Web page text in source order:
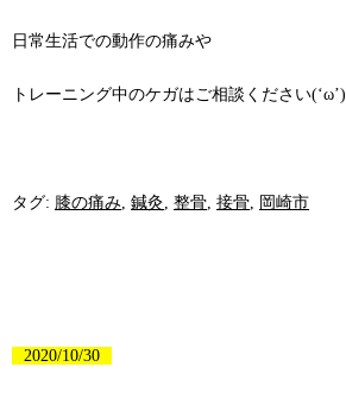
日常生活での動作の痛みや
トレーニング中のケガはご相談ください(‘ω’)
タグ: 膝の痛み 鍼灸 整骨 接骨 岡崎市
2020/10/30